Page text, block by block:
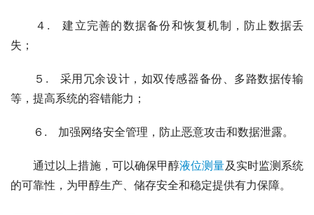
４.　建立完善的数据备份和恢复机制，防止数据丢
失；
５.　采用冗余设计，如双传感器备份、多路数据传输
等，提高系统的容错能力；
６.　加强网络安全管理，防止恶意攻击和数据泄露。
通过以上措施，可以确保甲醇液位测量及实时监测系统
的可靠性，为甲醇生产、储存安全和稳定提供有力保障。